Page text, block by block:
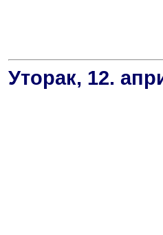
Уторак, 12.